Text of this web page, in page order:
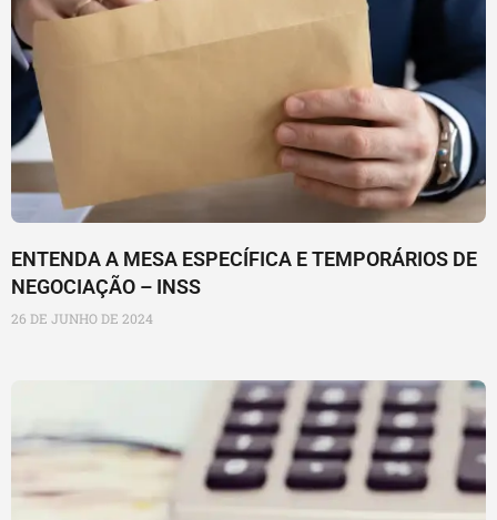
ENTENDA A MESA ESPECÍFICA E TEMPORÁRIOS DE
NEGOCIAÇÃO – INSS
26 DE JUNHO DE 2024